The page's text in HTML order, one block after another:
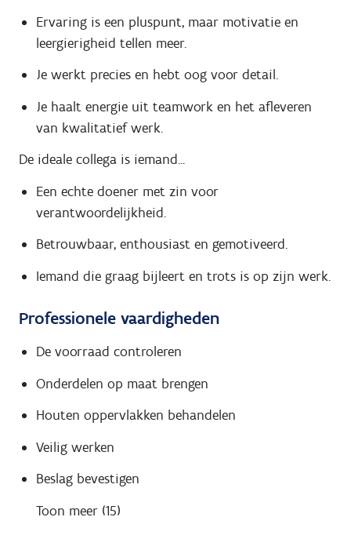
Ervaring is een pluspunt, maar motivatie en
leergierigheid tellen meer.
Je werkt precies en hebt oog voor detail.
Je haalt energie uit teamwork en het afleveren
van kwalitatief werk.
De ideale collega is iemand...
Een echte doener met zin voor
verantwoordelijkheid.
Betrouwbaar, enthousiast en gemotiveerd.
Iemand die graag bijleert en trots is op zijn werk.
Professionele vaardigheden
De voorraad controleren
Onderdelen op maat brengen
Houten oppervlakken behandelen
Veilig werken
Beslag bevestigen
Toon meer (15)